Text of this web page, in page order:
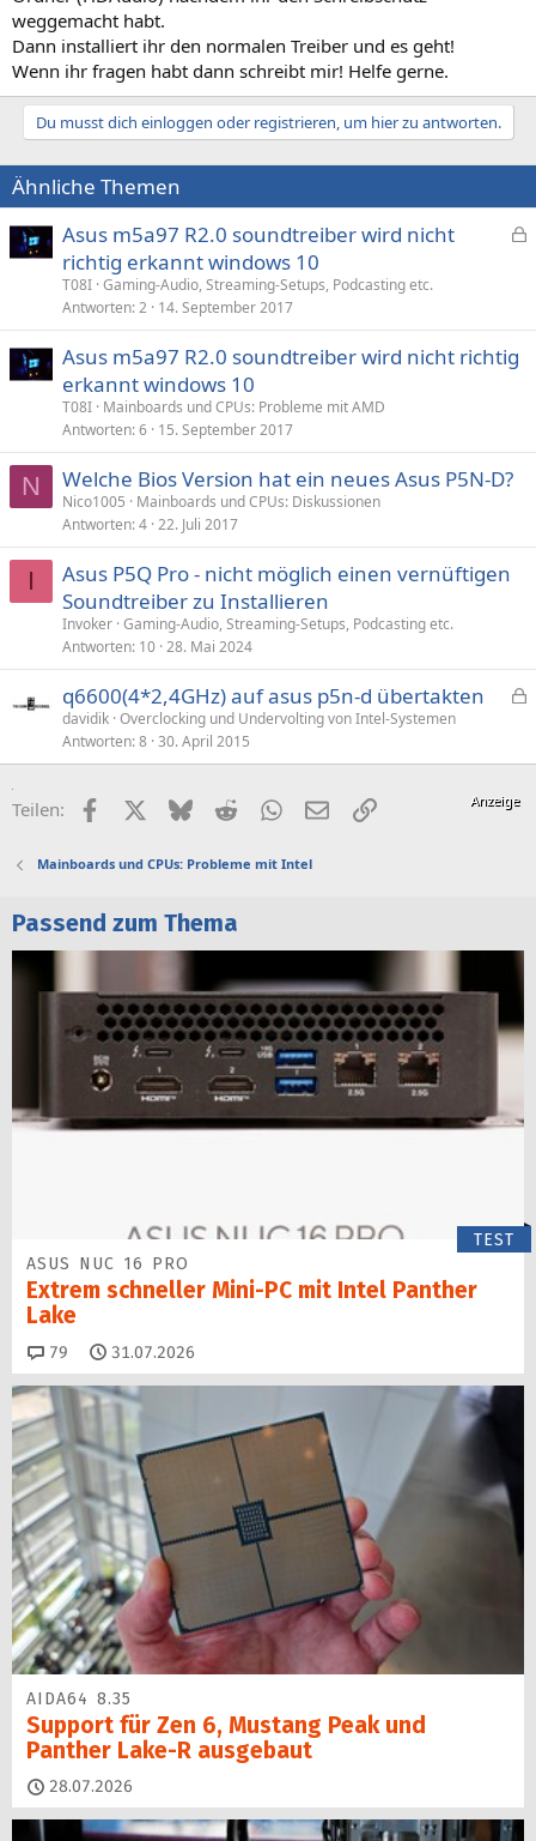
weggemacht habt.
Dann installiert ihr den normalen Treiber und es geht!
Wenn ihr fragen habt dann schreibt mir! Helfe gerne.
Du musst dich einloggen oder registrieren, um hier zu antworten.
Ähnliche Themen
e
Asus m5a97 R2.0 soundtreiber wird nicht
richtig erkannt windows 10
T08I Gaming-Audio, Streaming-Setups, Podcasting etc.
Antworten 2 14. September 2017
Asus m5a97 R2.0 soundtreiber wird nicht richtig
erkannt windows 10
T08I Mainboards und CPUs: Probleme mit AMD
Antworten 6 15. September 2017
N Welche Bios Version hat ein neues Asus P5N-D?
Nico1005
Mainboards und CPUs: Diskussionen
Antworten 4 22. Juli 2017
I
Asus P5Q Pro - nicht möglich einen vernüftigen
Soundtreiber zu Installieren
Invoker Gaming-Audio, Streaming-Setups, Podcasting etc.
Antworten 10 28. Mai 2024
p
q6600(4*2,4GHz) auf asus p5n-d übertakten
davidik Overclocking und Undervolting von Intel-Systemen
Antworten 8 30. April 2015
Teilen: FacebookX (Twitter)
BlueskyRedditWhatsApp
E-MailLink
Mainboards und CPUs: Probleme mit Intel
Passend zum Thema
TEST
ASUS NUC 16 PRO
Extrem schneller Mini-PC mit Intel Panther
Lake
79 Kommentare
31.07.2026
AIDA64 8.35
Support für Zen 6, Mustang Peak und
Panther Lake-R ausgebaut
28.07.2026